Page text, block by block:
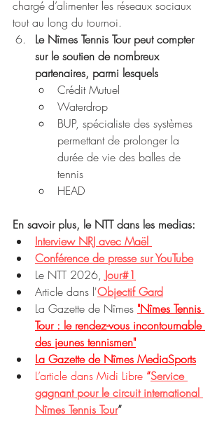
chargé d’alimenter les réseaux sociaux
tout au long du tournoi.
Le Nîmes Tennis Tour peut compter
sur le soutien de nombreux
partenaires, parmi lesquels
Crédit Mutuel
Waterdrop
BUP, spécialiste des systèmes
permettant de prolonger la
durée de vie des balles de
tennis
HEAD
En savoir plus, le NTT dans les medias:
Interview NRJ avec Maël
Conférence de presse sur YouTube
Le NTT 2026, Jour#1
Article dans l'Objectif Gard
La Gazette de Nîmes "Nîmes Tennis
Tour : le rendez-vous incontournable
des jeunes tennismen"
La Gazette de Nîmes MediaSports
L’article dans Midi Libre “Service
gagnant pour le circuit international
Nîmes Tennis Tour”